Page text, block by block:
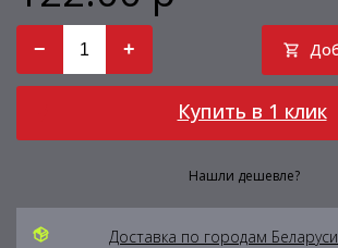
− +
Купить в 1 клик
Нашли дешевле?
Доставка по городам